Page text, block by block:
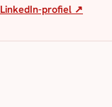
LinkedIn-profiel ↗